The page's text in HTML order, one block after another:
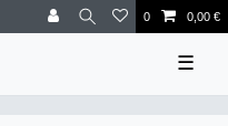
0 0,00 €
☰